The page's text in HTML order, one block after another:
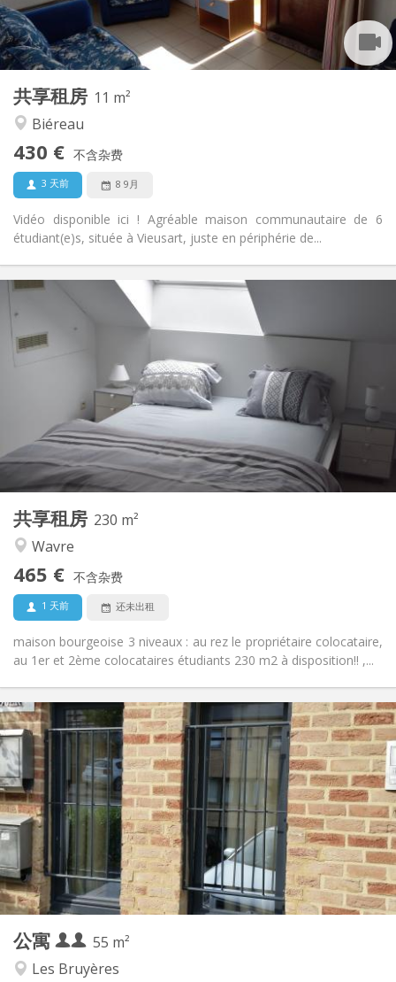
共享租房 11 m²
Biéreau
430 € 不含杂费
3 天前 8 9月
Vidéo disponible ici ! Agréable maison communautaire de 6
étudiant(e)s, située à Vieusart, juste en périphérie de...
浴室:
共用
厨房:
共用
面积:
11 m
私人房间:
1
共享租房 230 m²
Wavre
465 € 不含杂费
1 天前 还未出租
maison bourgeoise 3 niveaux : au rez le propriétaire colocataire,
au 1er et 2ème colocataires étudiants 230 m2 à disposition!! ,...
水电费:
75 €
住房登记:
有登记条件
布局
浴室:
独立
共用
230 m
2
私人房间:
7
公寓
55 m²
Les Bruyères
实用信息
租金:
990 € (495 €/个人)
水电费:
260 € (130 €/个人)
租期:
12个月, 5-6个月
住房登记:
否
布局
浴室:
独立
厨房:
独立（单独房间）
面积:
55 m
2
私人房间:
4